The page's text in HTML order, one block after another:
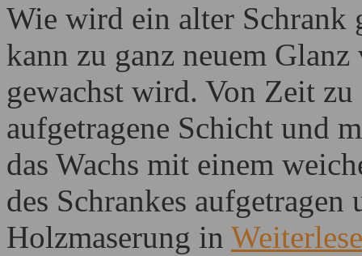
Wie wird ein alter Schrank
kann zu ganz neuem
gewachst wird. Von Zeit
aufgetragene Schicht und
das Wachs mit einem
des Schrankes
Holzmaserung in